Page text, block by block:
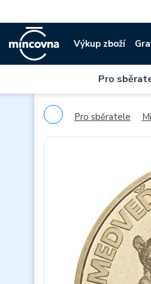
Výkup zboží
Pro
Pro sběratele